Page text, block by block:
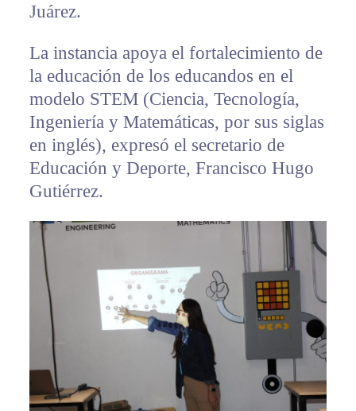
Juárez.
La instancia apoya el fortalecimiento de
la educación de los educandos en el
modelo STEM (Ciencia, Tecnología,
Ingeniería y Matemáticas, por sus siglas
en inglés), expresó el secretario de
Educación y Deporte, Francisco Hugo
Gutiérrez.